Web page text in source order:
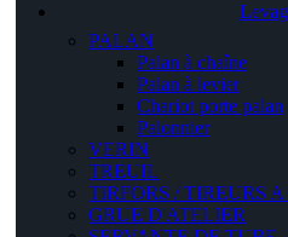
PALAN
Palan à chaîne
Palan à levier
Chariot porte palan
Palonnier
VERIN
TREUIL
TIRFORS / TIREURS
GRUE D'ATELIER